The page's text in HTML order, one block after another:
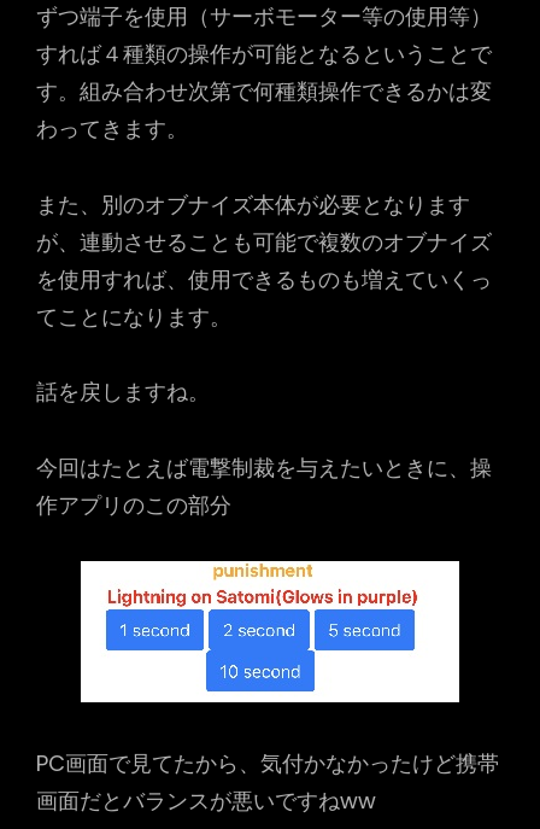
ずつ端子を使用（サーボモーター等の使用等）
すれば４種類の操作が可能となるということで
す。組み合わせ次第で何種類操作できるかは変
わってきます。
また、別のオブナイズ本体が必要となります
が、連動させることも可能で複数のオブナイズ
を使用すれば、使用できるものも増えていくっ
てことになります。
話を戻しますね。
今回はたとえば電撃制裁を与えたいときに、操
作アプリのこの部分
PC画面で見てたから、気付かなかったけど携帯
画面だとバランスが悪いですねww